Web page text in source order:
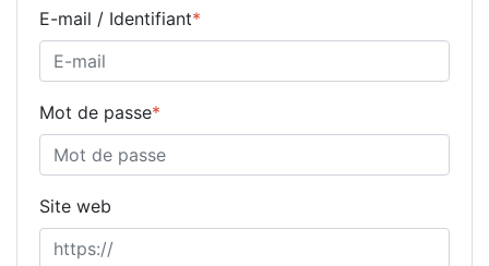
E-mail / Identifiant*
Mot de passe*
Site web